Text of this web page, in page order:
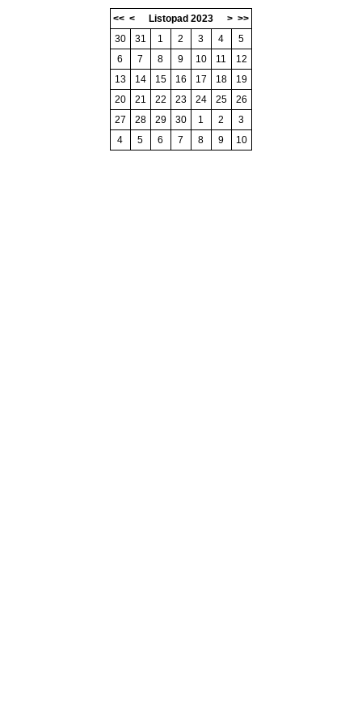
<< < > >>
Listopad 2023
30
31 1 2 3 4
5
6
7 8 9 10 11
12
13
14 15 16 17 18
19
20
21 22 23 24 25
26
27
28 29 30 1 2
3
4
5 6 7 8 9 10